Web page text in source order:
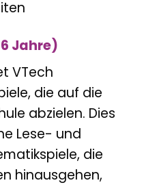
Jahre)
VTech
die auf die
abzielen. Dies
Lese- und
die
hinausgehen,